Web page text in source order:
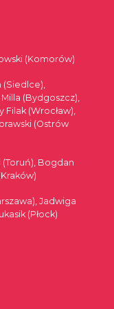
(Komorów)
(Bydgoszcz),
(Wrocław),
(Ostrów
(Toruń), Bogdan
Jadwiga
(Płock)